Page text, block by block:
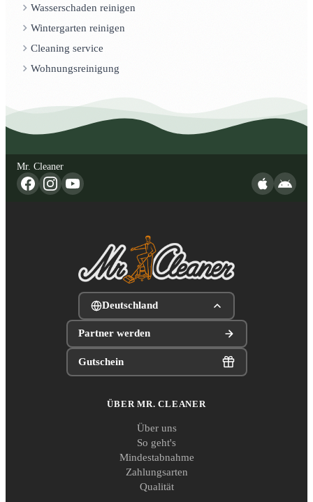
Wasserschaden reinigen
Wintergarten reinigen
Cleaning service
Wohnungsreinigung
Mr. Cleaner
Deutschland
Partner werden
Gutschein
ÜBER MR. CLEANER
Über uns
So geht's
Mindestabnahme
Zahlungsarten
Qualität